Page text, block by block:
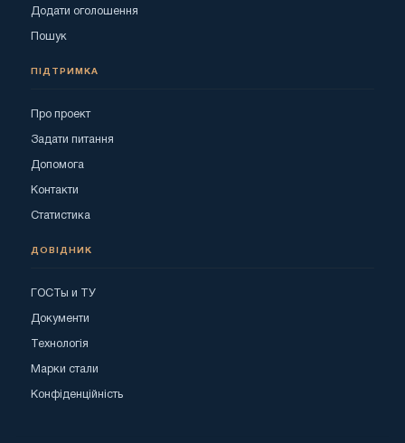
Додати оголошення
Пошук
ПІДТРИМКА
Про проект
Задати питання
Допомога
Контакти
Статистика
ДОВІДНИК
ГОСТы и ТУ
Документи
Технологія
Марки стали
Конфіденційність